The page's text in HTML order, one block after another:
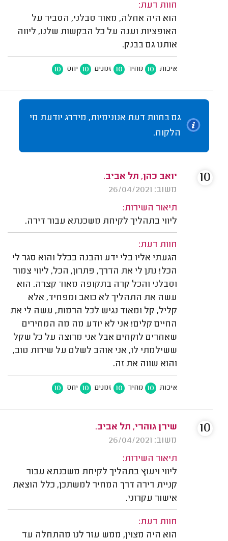
חוות דעת:
הוא היה אחלה, מאוד סבלני, הסביר על
האופציות וענה על כל הבקשות שלנו, ליווה
אותנו גם בבנק.
איכות 10 מחיר 10 זמנים 10 יחס 10
גם בחוות דעת אנונימיות, מידרג יודעת מי
הלקוח.
יואב כהן, תל אביב.
משוב: 26/04/2021
תיאור השירות:
ליווי בתהליך לקיחת משכנתא עבור דירה.
חוות דעת:
הגעתי אליו בלי ידע והבנה בכלל והוא סגר לי
הכל! נתן לי את הדרך, פתרון, הכל, ליווי צמוד
וסבלני והכל קרה בתקופה מאוד קצרה. הוא
עשה את התהליך לא כואב ומפחיד, אלא
קליל, קל ומאוד נגיש לכל הרמות, עשה לי את
החיים קלים! אני לא יודע מה מה המחירים
שאחרים לוקחים אבל אני מרוצה על כל שקל
ששילמתי לו, אני אוהב לשלם על שירות טוב,
והוא שווה את זה.
איכות 10 מחיר 10 זמנים 10 יחס 10
10
שירן גוהרי, תל אביב.
משוב: 26/04/2021
תיאור השירות:
ליווי ויעוץ בתהליך לקיחת משכנתא עבור
קניית דירה דרך המחיר למשתכן, כלל הוצאת
אישור עקרוני.
חוות דעת:
הוא היה מצוין, ממש עזר לנו מהתחלה עד
10